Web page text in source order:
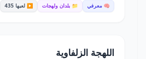
🧠 معرفي 📁 بلدان ولهجات ▶️ لعبها 435
اللهجة الزلفاوية